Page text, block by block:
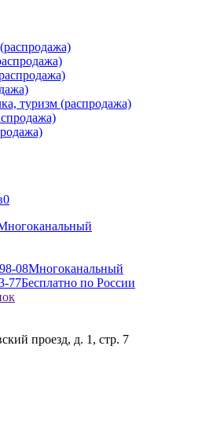
туризм (распродажа)
0
08Многоканальный
77Бесплатно по России
проезд, д. 1, стр. 7